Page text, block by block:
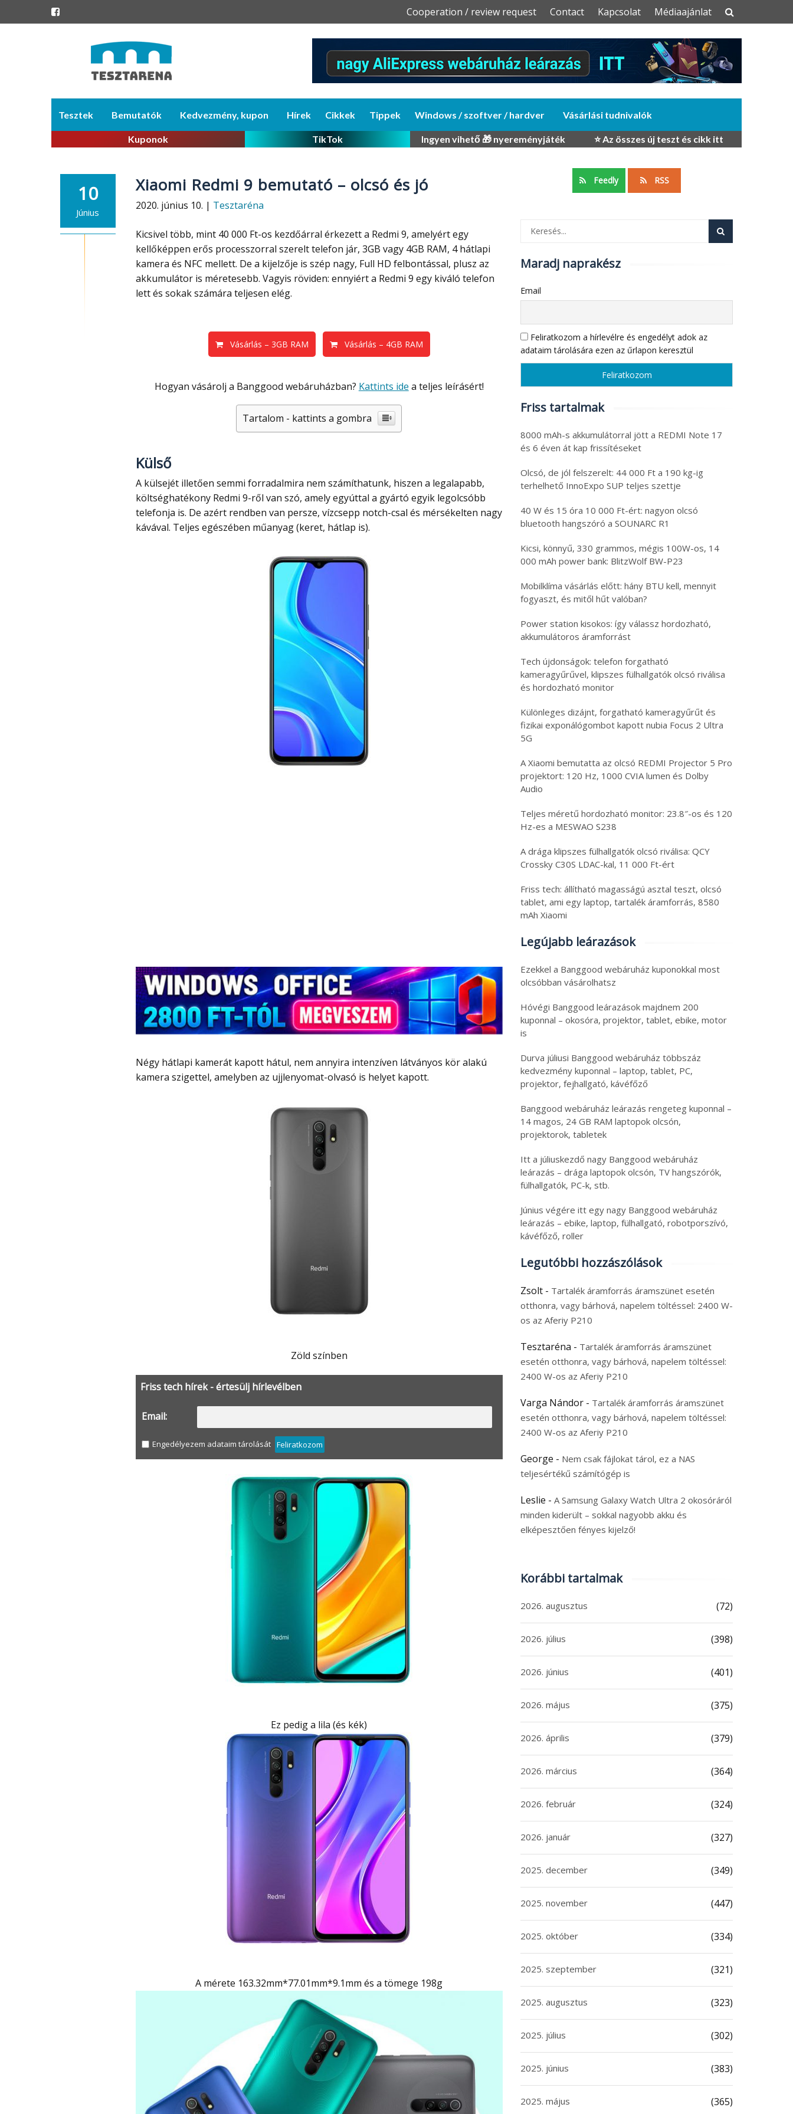
Skip
Cooperation / review request Contact Kapcsolat Médiaajánlat
content
Tesztek Bemutatók Kedvezmény, kupon Hírek Cikkek Tippek Windows / szoftver / hardver Vásárlási tudnivalók
Kuponok TikTok Ingyen vihető 🎁 nyereményjáték ⭐ Az összes új teszt és cikk itt
10
Június
Xiaomi Redmi 9 bemutató – olcsó és jó
2020. június 10. | Tesztaréna
Kicsivel több, mint 40 000 Ft-os kezdőárral érkezett a Redmi 9, amelyért egy
kellőképpen erős processzorral szerelt telefon jár, 3GB vagy 4GB RAM, 4 hátlapi
kamera és NFC mellett. De a kijelzője is szép nagy, Full HD felbontással, plusz az
akkumulátor is méretesebb. Vagyis röviden: ennyiért a Redmi 9 egy kiváló telefon
lett és sokak számára teljesen elég.
Vásárlás – 3GB RAM Vásárlás – 4GB RAM
Hogyan vásárolj a Banggood webáruházban? Kattints ide a teljes leírásért!
Tartalom - kattints a gombra
Külső
A külsejét illetően semmi forradalmira nem számíthatunk, hiszen a legalapabb,
költséghatékony Redmi 9-ről van szó, amely egyúttal a gyártó egyik legolcsóbb
telefonja is. De azért rendben van persze, vízcsepp notch-csal és mérsékelten nagy
kávával. Teljes egészében műanyag (keret, hátlap is).
Négy hátlapi kamerát kapott hátul, nem annyira intenzíven látványos kör alakú
kamera szigettel, amelyben az ujjlenyomat-olvasó is helyet kapott.
Zöld színben
Friss tech hírek - értesülj hírlevélben
Email:
Engedélyezem adataim tárolását Feliratkozom
Ez pedig a lila (és kék)
A mérete 163.32mm*77.01mm*9.1mm és a tömege 198g
Feedly RSS
Maradj naprakész
Email
Feliratkozom a hírlevélre és engedélyt adok az
adataim tárolására ezen az űrlapon keresztül
Friss tartalmak
8000 mAh-s akkumulátorral jött a REDMI Note 17
és 6 éven át kap frissítéseket
Olcsó, de jól felszerelt: 44 000 Ft a 190 kg-ig
terhelhető InnoExpo SUP teljes szettje
40 W és 15 óra 10 000 Ft-ért: nagyon olcsó
bluetooth hangszóró a SOUNARC R1
Kicsi, könnyű, 330 grammos, mégis 100W-os, 14
000 mAh power bank: BlitzWolf BW-P23
Mobilklíma vásárlás előtt: hány BTU kell, mennyit
fogyaszt, és mitől hűt valóban?
Power station kisokos: így válassz hordozható,
akkumulátoros áramforrást
Tech újdonságok: telefon forgatható
kameragyűrűvel, klipszes fülhallgatók olcsó riválisa
és hordozható monitor
Különleges dizájnt, forgatható kameragyűrűt és
fizikai exponálógombot kapott nubia Focus 2 Ultra
5G
A Xiaomi bemutatta az olcsó REDMI Projector 5 Pro
projektort: 120 Hz, 1000 CVIA lumen és Dolby
Audio
Teljes méretű hordozható monitor: 23.8″-os és 120
Hz-es a MESWAO S238
A drága klipszes fülhallgatók olcsó riválisa: QCY
Crossky C30S LDAC-kal, 11 000 Ft-ért
Friss tech: állítható magasságú asztal teszt, olcsó
tablet, ami egy laptop, tartalék áramforrás, 8580
mAh Xiaomi
Legújabb leárazások
Ezekkel a Banggood webáruház kuponokkal most
olcsóbban vásárolhatsz
Hóvégi Banggood leárazások majdnem 200
kuponnal – okosóra, projektor, tablet, ebike, motor
is
Durva júliusi Banggood webáruház többszáz
kedvezmény kuponnal – laptop, tablet, PC,
projektor, fejhallgató, kávéfőző
Banggood webáruház leárazás rengeteg kuponnal –
14 magos, 24 GB RAM laptopok olcsón,
projektorok, tabletek
Itt a júliuskezdő nagy Banggood webáruház
leárazás – drága laptopok olcsón, TV hangszórók,
fülhallgatók, PC-k, stb.
Június végére itt egy nagy Banggood webáruház
leárazás – ebike, laptop, fülhallgató, robotporszívó,
kávéfőző, roller
Legutóbbi hozzászólások
Zsolt - Tartalék áramforrás áramszünet esetén
otthonra, vagy bárhová, napelem töltéssel: 2400 W-
os az Aferiy P210
Tesztaréna - Tartalék áramforrás áramszünet
esetén otthonra, vagy bárhová, napelem töltéssel:
2400 W-os az Aferiy P210
Varga Nándor - Tartalék áramforrás áramszünet
esetén otthonra, vagy bárhová, napelem töltéssel:
2400 W-os az Aferiy P210
George - Nem csak fájlokat tárol, ez a NAS
teljesértékű számítógép is
Leslie - A Samsung Galaxy Watch Ultra 2 okosóráról
minden kiderült – sokkal nagyobb akku és
elképesztően fényes kijelző!
Korábbi tartalmak
2026. augusztus (72)
2026. július (398)
2026. június (401)
2026. május (375)
2026. április (379)
2026. március (364)
2026. február (324)
2026. január (327)
2025. december (349)
2025. november (447)
2025. október (334)
2025. szeptember (321)
2025. augusztus (323)
2025. július (302)
2025. június (383)
2025. május (365)